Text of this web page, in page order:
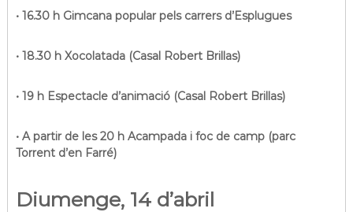
• 16.30 h Gimcana popular pels carrers d’Esplugues
• 18.30 h Xocolatada (Casal Robert Brillas)
• 19 h Espectacle d’animació (Casal Robert Brillas)
• A partir de les 20 h Acampada i foc de camp (parc
Torrent d’en Farré)
Diumenge, 14 d’abril